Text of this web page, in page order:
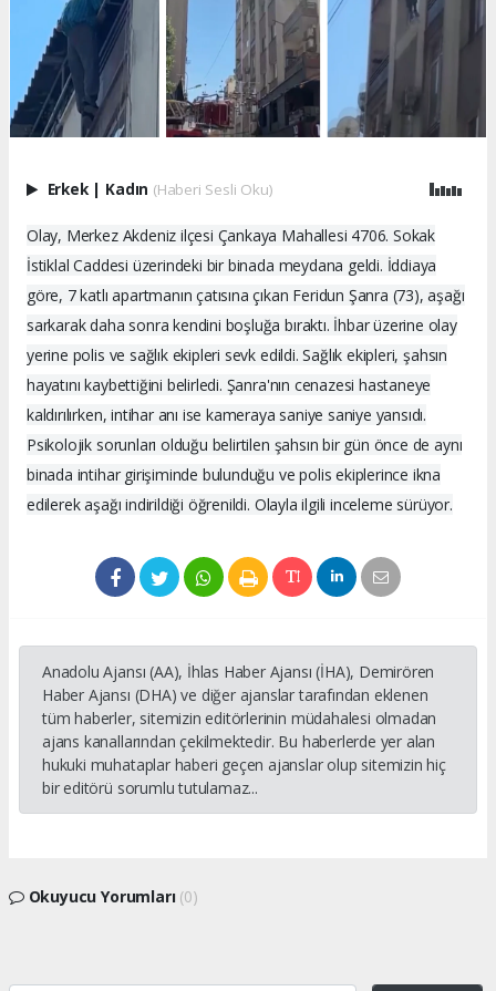
Erkek Kadın (Haberi Sesli Oku)
Olay, Merkez Akdeniz ilçesi Çankaya Mahallesi 4706. Sokak
İstiklal Caddesi üzerindeki bir binada meydana geldi. İddiaya
göre, 7 katlı apartmanın çatısına çıkan Feridun Şanra (73), aşağı
sarkarak daha sonra kendini boşluğa bıraktı. İhbar üzerine olay
yerine polis ve sağlık ekipleri sevk edildi. Sağlık ekipleri, şahsın
hayatını kaybettiğini belirledi. Şanra'nın cenazesi hastaneye
kaldırılırken, intihar anı ise kameraya saniye saniye yansıdı.
Psikolojik sorunları olduğu belirtilen şahsın bir gün önce de aynı
binada intihar girişiminde bulunduğu ve polis ekiplerince ikna
edilerek aşağı indirildiği öğrenildi. Olayla ilgili inceleme sürüyor.
Anadolu Ajansı (AA), İhlas Haber Ajansı (İHA), Demirören
Haber Ajansı (DHA) ve diğer ajanslar tarafından eklenen
tüm haberler, sitemizin editörlerinin müdahalesi olmadan
ajans kanallarından çekilmektedir. Bu haberlerde yer alan
hukuki muhataplar haberi geçen ajanslar olup sitemizin hiç
bir editörü sorumlu tutulamaz...
Okuyucu Yorumları (0)